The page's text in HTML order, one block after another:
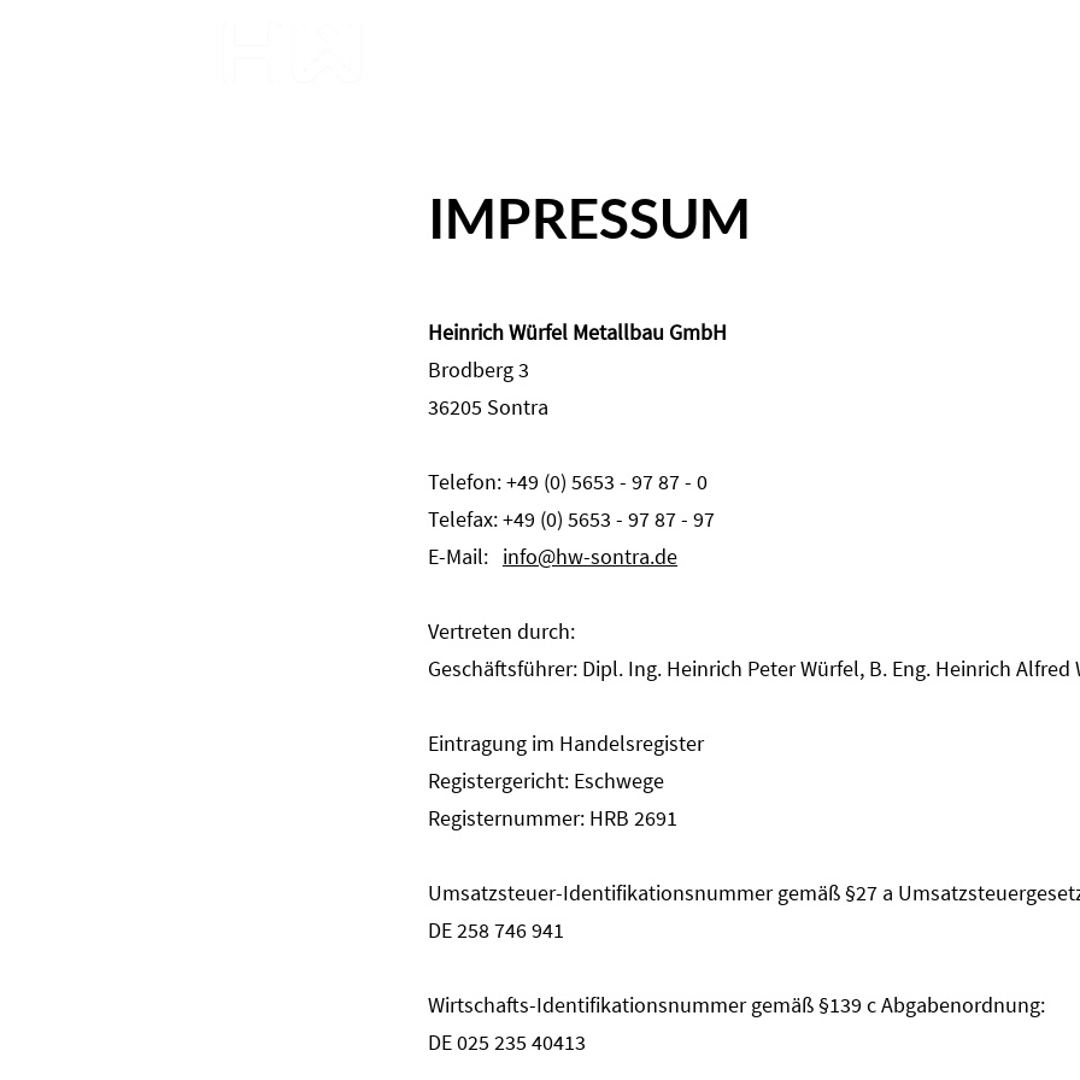
IMPRESSUM
Heinrich Würfel Metallbau GmbH
Brodberg 3
36205 Sontra
Telefon: +49 (0) 5653 - 97 87 - 0
Telefax: +49 (0) 5653 - 97 87 - 97
E-Mail: info@hw-sontra.de
Vertreten durch:
Geschäftsführer: Dipl. Ing. Heinrich Peter Würfel, B. Eng. Heinrich Alfred
Eintragung im Handelsregister
Registergericht: Eschwege
Registernummer: HRB 2691
Umsatzsteuer-Identifikationsnummer gemäß §27 a
DE 258 746 941
Wirtschafts-Identifikationsnummer gemäß §139 c Abgabenordnung:
DE 025 235 40413